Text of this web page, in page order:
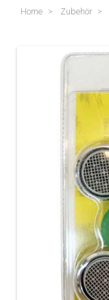
Home Zubehör